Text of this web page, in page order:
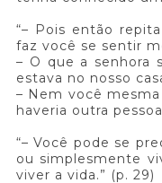
“– Pois então
faz você se sentir
– O que a senhora
estava no nosso
– Nem você
haveria outra
“– Você pode se
ou simplesmente
viver a vida.” (p. 29)